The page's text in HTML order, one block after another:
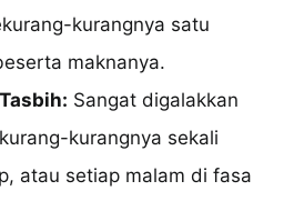
kurangnya satu
maknanya.
Sangat digalakkan
kurangnya sekali
atau setiap malam di fasa